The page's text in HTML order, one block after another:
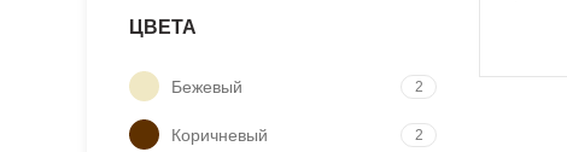
ЦВЕТА
Бежевый 2
Коричневый 2